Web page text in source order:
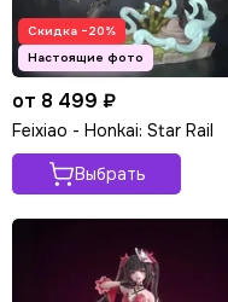
Скидка −20%
от 8 499 ₽
Feixiao - Honkai: Star Rail
Выбрать